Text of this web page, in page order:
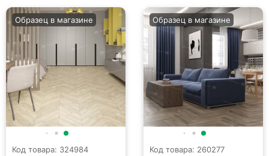
Код товара: 324984
Образец в магазине
Код товара: 260277
Образец в магазине